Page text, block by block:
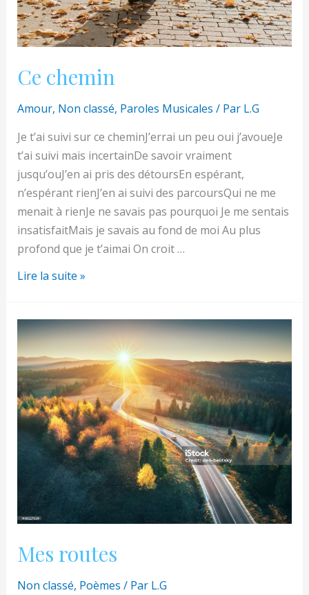
Ce chemin
Amour, Non classé, Paroles Musicales / Par L.G
Je t’ai suivi sur ce cheminJ’errai un peu oui j’avoueJe
t’ai suivi mais incertainDe savoir vraiment
jusqu’ouJ’en ai pris des détoursEn espérant,
n’espérant rienJ’en ai suivi des parcoursQui ne me
menait à rienJe ne savais pas pourquoi Je me sentais
insatisfaitMais je savais au fond de moi Au plus
profond que je t’aimai On croit …
Ce
Lire la suite »
Mes routes
Non classé, Poèmes / Par L.G